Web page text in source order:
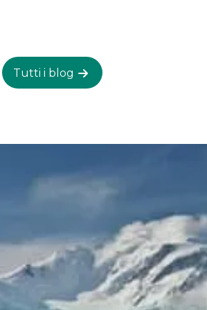
tecnica o esperienza
sfida è reale, ma si tratta più di
quando le cose si fanno difficili,
il trekking e saltato il tempo
chiave, il che ha reso l'altitudine
quanto fosse necessario. La
è stata dura. Ero freddo, stanco
Ma anche allora, non
Tutti i blog